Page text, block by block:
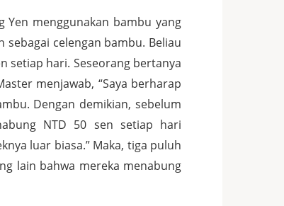
menggunakan bambu yang
celengan bambu. Beliau
setiap hari. Seseorang bertanya
menjawab, “Saya berharap
Dengan demikian, sebelum
NTD 50 sen setiap hari
luar biasa.” Maka, tiga puluh
lain bahwa mereka menabung